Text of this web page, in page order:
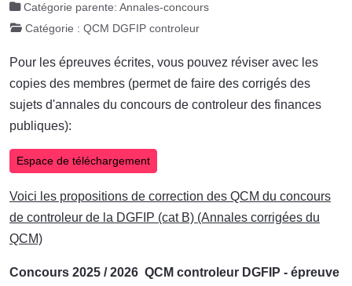
Catégorie parente: Annales-concours
Catégorie : QCM DGFIP controleur
Pour les épreuves écrites, vous pouvez réviser avec les
copies des membres (permet de faire des corrigés des
sujets d'annales du concours de controleur des finances
publiques):
Espace de téléchargement
Voici les propositions de correction des QCM du concours
de controleur de la DGFIP (cat B) (Annales corrigées du
QCM)
Concours 2025 / 2026 QCM controleur DGFIP - épreuve